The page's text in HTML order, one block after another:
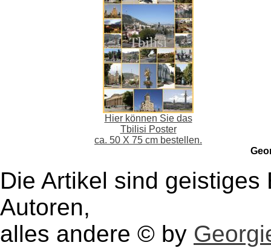
Hier können Sie das
Tbilisi Poster
ca. 50 X 75 cm bestellen.
Die Artikel sind
Autoren,
alles andere © by